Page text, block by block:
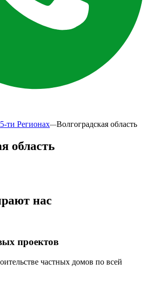
ти Регионах—Волгоградская область
область
нас
проектов
частных домов по всей